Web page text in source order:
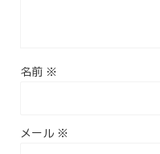
名前 ※
メール ※